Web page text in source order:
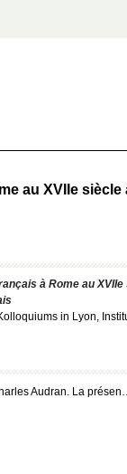
au XVIIe
à Rome au XVIIe
in Lyon,
Audran. La